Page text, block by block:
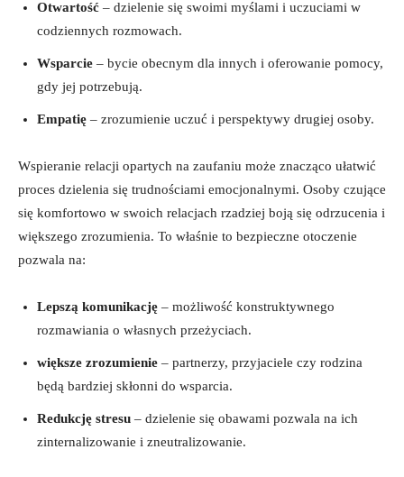
Otwartość – dzielenie się swoimi myślami i uczuciami w
codziennych rozmowach.
Wsparcie – bycie obecnym dla innych i oferowanie pomocy,
gdy jej potrzebują.
Empatię – zrozumienie uczuć i perspektywy drugiej osoby.
Wspieranie relacji opartych na zaufaniu może znacząco ułatwić
proces dzielenia się trudnościami emocjonalnymi. Osoby czujące
się komfortowo w swoich relacjach rzadziej boją się odrzucenia i
większego zrozumienia. To właśnie to bezpieczne otoczenie
pozwala na:
Lepszą komunikację – możliwość konstruktywnego
rozmawiania o własnych przeżyciach.
większe zrozumienie – partnerzy, przyjaciele czy rodzina
będą bardziej skłonni do wsparcia.
Redukcję stresu – dzielenie się obawami pozwala na ich
zinternalizowanie i zneutralizowanie.